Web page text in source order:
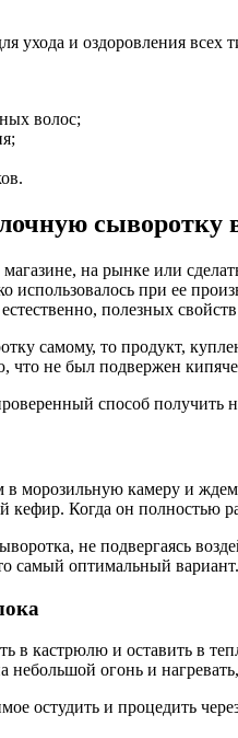
ухода и оздоровления всех
волос;
сыворотку
на рынке или
использовалось при ее
полезных
самому, то продукт,
что не был подвержен
способ получить
морозильную камеру и
Когда он полностью
не подвергаясь
самый оптимальный вариант.
в кастрюлю и оставить в
небольшой огонь и
остудить и процедить